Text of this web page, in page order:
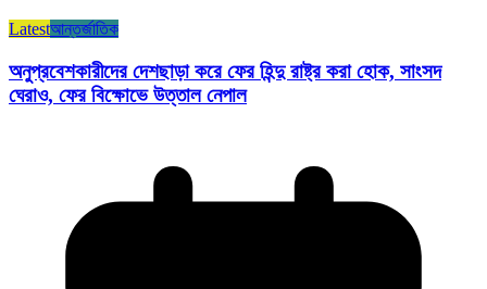
Latestআন্তর্জাতিক
অনুপ্রবেশকারীদের দেশছাড়া করে ফের হিন্দু রাষ্ট্র করা হোক, সাংসদ
ঘেরাও, ফের বিক্ষোভে উত্তাল নেপাল